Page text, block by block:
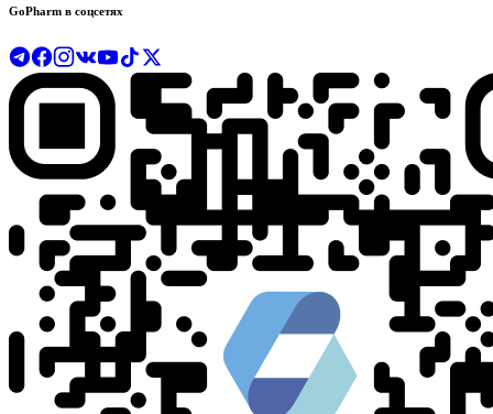
GoPharm в соцсетях